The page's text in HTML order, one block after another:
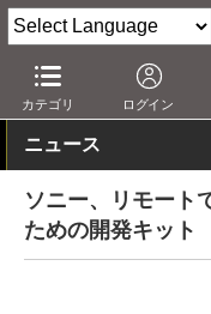
カテゴリ ログイン
AV Watch 製品 デジ
ニュース
ソニー、リモート
ための開発キット